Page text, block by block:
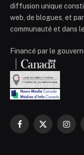
diffusion unique
web, de blogues, et
communauté et dans
Financé par le
Facebook
X